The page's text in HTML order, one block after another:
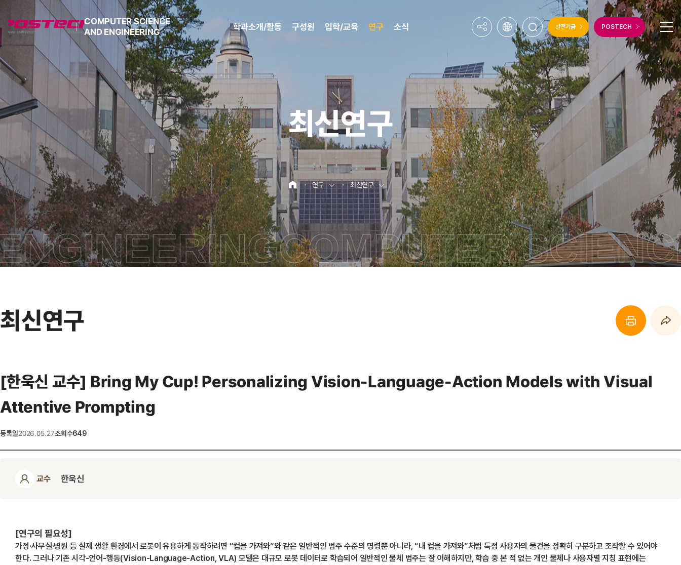
COMPUTER SCIENCE
AND ENGINEERING
학과소개/활동 구성원 입학/교육 연구 소식 발전기금 POSTECH
최신연구
연구 최신연구
COMPUTER
최신연구
[한욱신 교수] Bring My Cup! Personalizing Vision-Language-Action Models with Visual
Attentive Prompting
등록일2026.05.27조회수649
교수 한욱신
[연구의 필요성]
가정·사무실·병원 등 실제 생활 환경에서 로봇이 유용하게 동작하려면 “컵을 가져와”와 같은 일반적인 범주 수준의 명령뿐 아니라, “내 컵을 가져와”처럼 특정 사용자의 물건을 정확히 구분하고 조작할 수 있어야
한다. 그러나 기존 시각-언어-행동(Vision-Language-Action, VLA) 모델은 대규모 로봇 데이터로 학습되어 일반적인 물체 범주는 잘 이해하지만, 학습 중 본 적 없는 개인 물체나 사용자별 지칭 표현에는